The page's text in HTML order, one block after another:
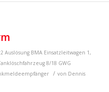
Auslösung BMA Einsatzleitwagen 1,
8/18 GWG
/ von Dennis